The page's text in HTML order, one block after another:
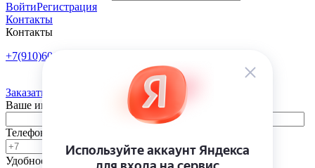
ВойтиРегистрация
Контакты
Контакты
+7(910)601-10-10
Заказать обратный звонок
Ваше имя
Телефон
Удобное время -